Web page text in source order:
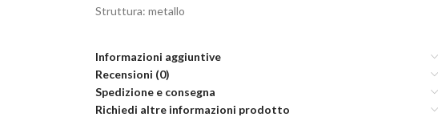
Struttura: metallo
Informazioni aggiuntive
Recensioni (0)
Spedizione e consegna
Richiedi altre informazioni prodotto